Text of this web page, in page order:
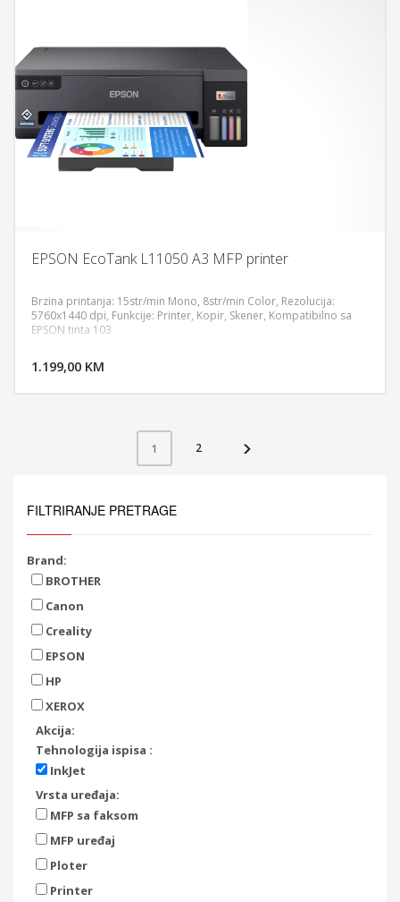
EPSON EcoTank L11050 A3 MFP printer
Brzina printanja: 15str/min Mono, 8str/min Color, Rezolucija:
5760x1440 dpi, Funkcije: Printer, Kopir, Skener, Kompatibilno sa
EPSON tinta 103
1.199,00 KM
1 2
FILTRIRANJE PRETRAGE
Brand:
BROTHER
Canon
Creality
EPSON
HP
XEROX
Akcija:
Tehnologija ispisa :
InkJet
Vrsta uređaja:
MFP sa faksom
MFP uređaj
Ploter
Printer